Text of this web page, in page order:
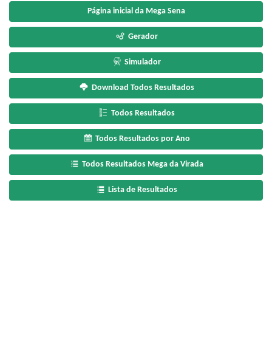
Página inicial da Mega Sena
Gerador
Simulador
Download Todos Resultados
Todos Resultados
Todos Resultados por Ano
Todos Resultados Mega da Virada
Lista de Resultados